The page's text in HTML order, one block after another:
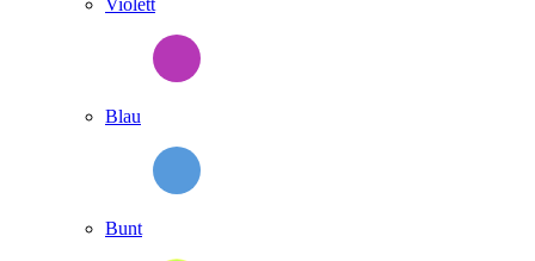
Violett
Blau
Bunt